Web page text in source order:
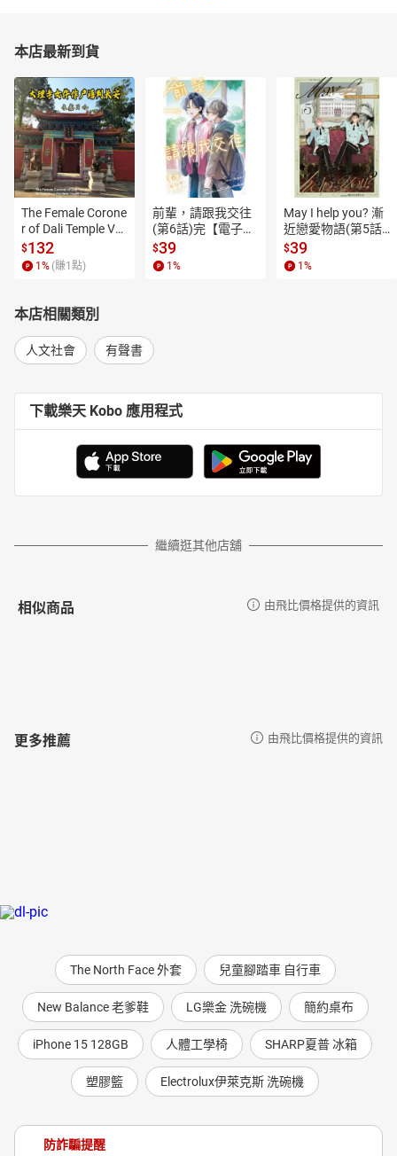
本店最新到貨
The Female Corone
r of Dali Temple Vo
l.6【有聲書】
$132
1 % (賺1 點)
前輩，請跟我交往
(第6話)完【電子
書】
$39
1 %
May I help you? 漸
近戀愛物語(第5話)
【電子書】
$39
1 %
本店相關類別
人文社會 有聲書
下載樂天 Kobo 應用程式
繼續逛其他店舖
相似商品 由飛比價格提供的資訊
更多推薦 由飛比價格提供的資訊
The North Face 外套 兒童腳踏車 自行車
New Balance 老爹鞋 LG樂金 洗碗機 簡約桌布
iPhone 15 128GB 人體工學椅 SHARP夏普 冰箱
塑膠籃 Electrolux伊萊克斯 洗碗機
防詐騙提醒